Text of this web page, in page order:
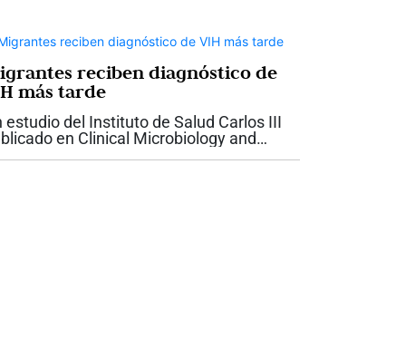
reciben diagnóstico de
más tarde
estudio del Instituto de Salud Carlos III
en Clinical Microbiology and
encuentra que las personas